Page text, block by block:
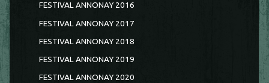
FESTIVAL ANNONAY 2016
FESTIVAL ANNONAY 2017
FESTIVAL ANNONAY 2018
FESTIVAL ANNONAY 2019
FESTIVAL ANNONAY 2020